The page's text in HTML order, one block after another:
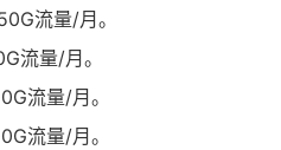
流量/月。
流量/月。
流量/月。
流量/月。